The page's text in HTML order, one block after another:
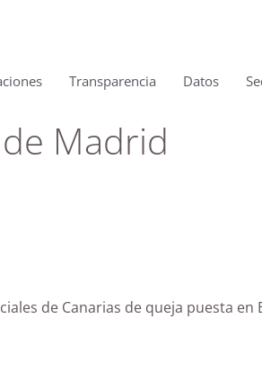
Transparencia Datos
Madrid
de Canarias de queja puesta en